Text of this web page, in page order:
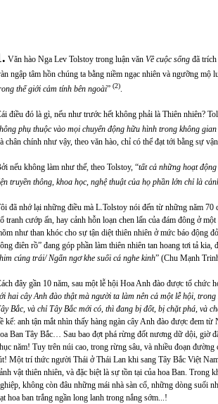
Văn hào Nga Lev Tolstoy trong luận văn Về cuộc sống đã
ngập tâm hồn chúng ta bằng niềm ngạc nhiên và ngưỡng mộ
thế giới cảm tính bên ngoài” (2).
điều đó là gì, nếu như trước hết không phải là Thiên nhiên?
phụ thuộc vào mọi chuyển động hữu hình trong không
chân chính như vậy, theo văn hào, chỉ có thể đạt tới bằng sự
nếu không làm như thế, theo Tolstoy, “tất cả những hoạt
truyền thông, khoa học, nghệ thuật của họ phần lớn chỉ là
đã nhớ lại những điều mà L.Tolstoy nói đến từ những năm
tranh cướp ấn, hay cảnh hỗn loạn chen lấn của đám đông ở
như than khóc cho sự tận diệt thiên nhiên ở mức báo động
điên rồ” đang góp phần làm thiên nhiên tan hoang tơi tả
cúng trái/ Ngẩn ngơ khe suối cá nghe kinh” (Chu Mạnh
đây gần 10 năm, sau một lễ hội Hoa Anh đào được tổ chức
hai cây Anh đào thật mà người ta làm nên cả một lễ hội,
Bắc, và chỉ Tây Bắc mới có, thì đang bị đốt, bị chặt phá, và
kể: anh tận mắt nhìn thấy hàng ngàn cây Anh đào được đem
Ban Tây Bắc… Sau bao đợt phá rừng đốt nương dữ dội, giờ
năm! Tuy trên núi cao, trong rừng sâu, và nhiều đoạn
Một trí thức người Thái ở Thái Lan khi sang Tây Bắc Việt
vật thiên nhiên, và đặc biệt là sự tồn tại của hoa Ban. Trong
không còn đâu những mái nhà sàn cổ, những dòng suối
hoa ban trắng ngần long lanh trong nắng sớm...!